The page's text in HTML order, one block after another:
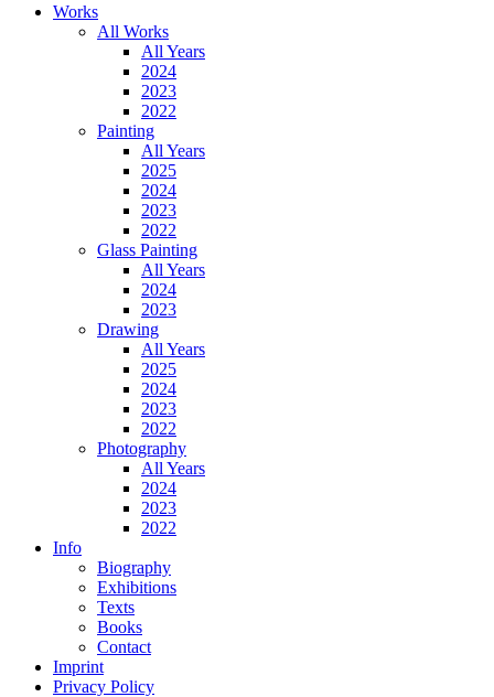
Works
All Works
All Years
2024
2023
2022
Painting
All Years
2025
2024
2023
2022
Glass Painting
All Years
2024
2023
Drawing
All Years
2025
2024
2023
2022
Photography
All Years
2024
2023
2022
Info
Biography
Exhibitions
Texts
Books
Contact
Imprint
Privacy Policy